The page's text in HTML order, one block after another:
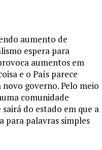
aumento de
espera para
aumentos em
e o País parece
governo. Pelo meio
comunidade
do estado em que a
para palavras simples